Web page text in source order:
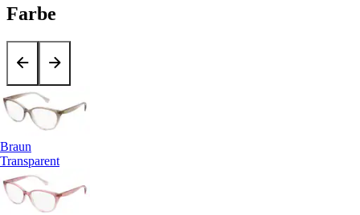
Farbe
Braun
Transparent